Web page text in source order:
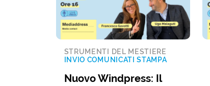
STRUMENTI DEL MESTIERE
INVIO COMUNICATI STAMPA
Nuovo Windpress: Il